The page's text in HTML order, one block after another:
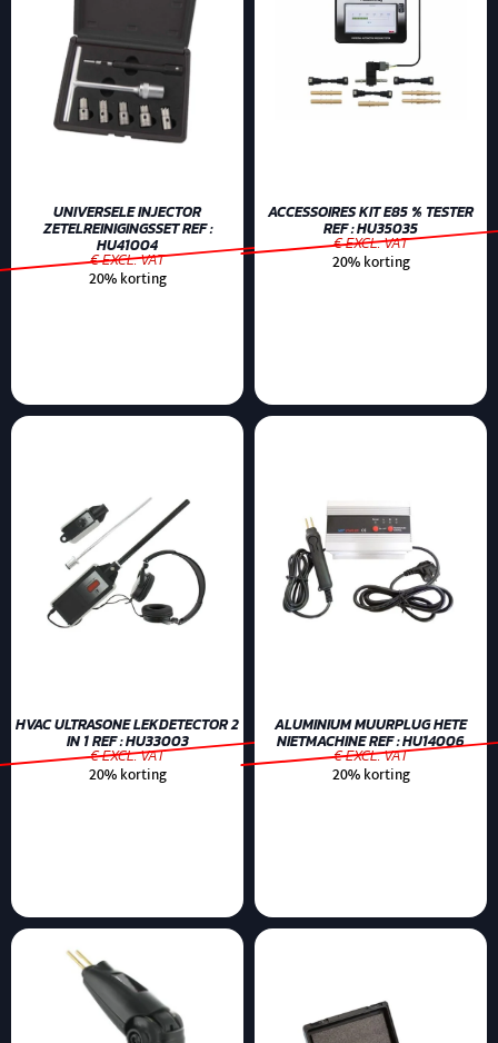
UNIVERSELE INJECTOR
ZETELREINIGINGSSET REF :
HU41004
€ EXCL. VAT
20% korting
ACCESSOIRES KIT E85 % TESTER
REF : HU35035
€ EXCL. VAT
20% korting
HVAC ULTRASONE LEKDETECTOR 2
IN 1 REF : HU33003
€ EXCL. VAT
20% korting
ALUMINIUM MUURPLUG HETE
NIETMACHINE REF : HU14006
€ EXCL. VAT
20% korting